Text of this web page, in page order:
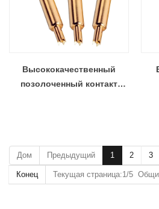
Высококачественный
позолоченный контакт
Дом Предыдущий 1 2 3
Конец Текущая страница:1/5